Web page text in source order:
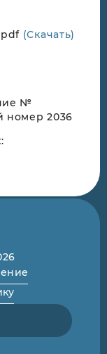
(Скачать)
№
номер 2036